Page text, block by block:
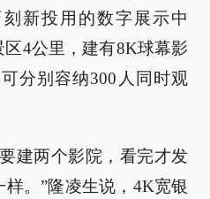
新投用的数字展示中
4公里，建有8K球幕影
分别容纳300人同时观
建两个影院，看完才发
。”隆凌生说，4K宽银